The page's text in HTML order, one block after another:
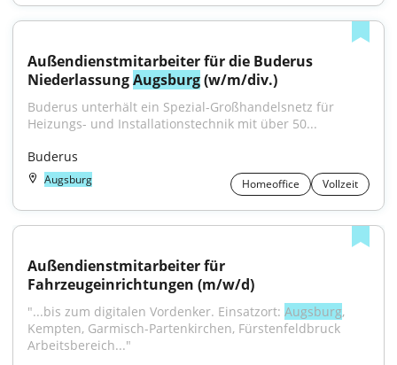
Außendienstmitarbeiter für die Buderus
Niederlassung Augsburg (w/m/div.)
Buderus unterhält ein Spezial-Großhandelsnetz für
Heizungs- und Installationstechnik mit über 50...
Buderus
Augsburg Homeoffice Vollzeit
Außendienstmitarbeiter für
Fahrzeugeinrichtungen (m/w/d)
"...bis zum digitalen Vordenker. Einsatzort: Augsburg,
Kempten, Garmisch-Partenkirchen, Fürstenfeldbruck
Arbeitsbereich..."